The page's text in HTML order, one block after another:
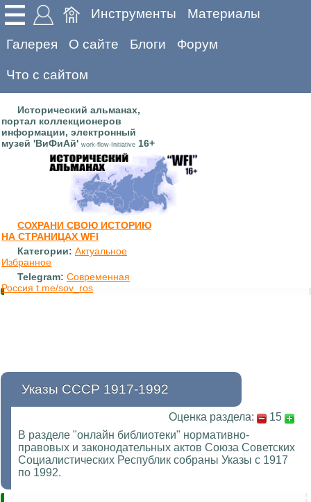
Инструменты Материалы
Галерея О сайте Блоги Форум
Что с сайтом
Исторический альманах,
портал коллекционеров
информации, электронный
музей 'ВиФиАй' work-flow-Initiative 16+
СОХРАНИ СВОЮ ИСТОРИЮ
НА СТРАНИЦАХ WFI
Категории: Актуальное
Избранное
Telegram: Современная
Россия t.me/sov_ros
Указы СССР 1917-1992
Оценка раздела:
15
В разделе "онлайн библиотеки" нормативно-
правовых и законодательных актов Союза Советских
Социалистических Республик собраны Указы с 1917
по 1992.